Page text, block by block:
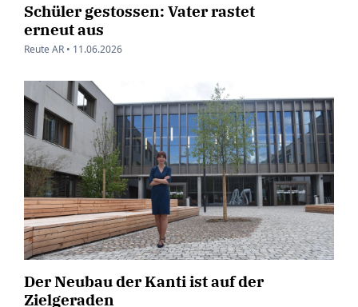
Schüler gestossen: Vater rastet
erneut aus
Reute AR • 11.06.2026
Der Neubau der Kanti ist auf der
Zielgeraden